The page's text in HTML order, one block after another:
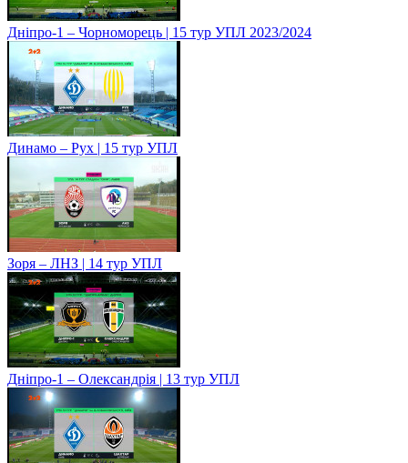
Дніпро-1 – Чорноморець | 15 тур УПЛ 2023/2024
Динамо – Рух | 15 тур УПЛ
Зоря – ЛНЗ | 14 тур УПЛ
Дніпро-1 – Олександрія | 13 тур УПЛ